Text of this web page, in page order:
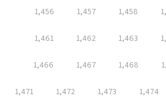
1,456 1,457 1,458
1,461 1,462 1,463
1,466 1,467 1,468
1,471 1,472 1,473 1,474